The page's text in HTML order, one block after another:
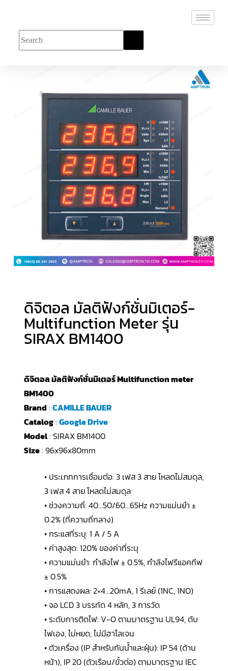
ดิจิตอล มัลติฟังก์ชั่นมิเตอร์-
Multifunction Meter รุ่น
SIRAX BM1400
ดิจิตอล มัลติฟังก์ชั่นมิเตอร์ Multifunction meter
BM1400
Brand : CAMILLE BAUER
Catalog: Google Drive
Model: SIRAX BM1400
Size: 96x96x80mm
• ประเภทการเชื่อมต่อ: 3 เฟส 3 สาย โหลดไม่สมดุล,
3 เฟส 4 สาย โหลดไม่สมดุล
• ช่วงความถี่: 40…50/60…65Hz ความแม่นยำ ±
0.2% (ที่ความถี่กลาง)
• กระแสที่ระบุ: 1 A / 5 A
• ค่าสูงสุด: 120% ของค่าที่ระบุ
• ความแม่นยำ: กำลังไฟ ± 0.5%, กำลังไฟรีแอคทีฟ
± 0.5%
• การแสดงผล: 2×4…20mA, 1 รีเลย์ (1NC, 1NO)
• จอ LCD 3 บรรทัด 4 หลัก, 3 การวัด
• ระดับการติดไฟ: V-O ตามมาตรฐาน UL94, ดับ
ไฟเอง, ไม่หยด, ไม่มีฮาโลเจน
• ตัวเครื่อง (IP สำหรับกันน้ำและฝุ่น): IP 54 (ด้าน
หน้า), IP 20 (ตัวเรือน/ขั้วต่อ) ตามมาตรฐาน IEC